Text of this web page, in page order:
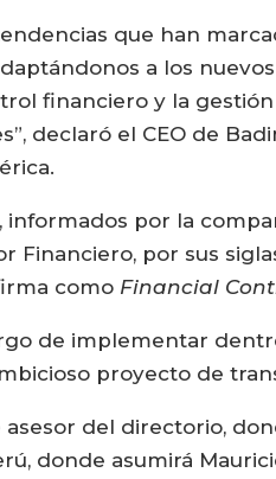
que han
a los
financiero y la
declaró el CEO de
por la
Financiero, por sus
como Financial
de implementar
proyecto de
del directorio,
donde asumirá